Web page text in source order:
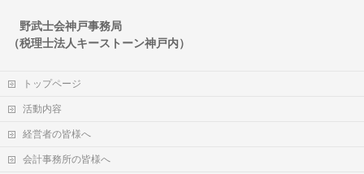
野武士会神戸事務局
（税理士法人キーストーン神戸内）
トップページ
活動内容
経営者の皆様へ
会計事務所の皆様へ